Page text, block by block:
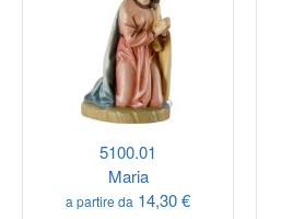
5100.01
Maria
a partire da 14,30 €